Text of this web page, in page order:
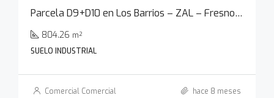
Parcela D9+D10 en Los Barrios – ZAL – Fresno Sur
804.26 m²
SUELO INDUSTRIAL
Comercial Comercial hace 8 meses